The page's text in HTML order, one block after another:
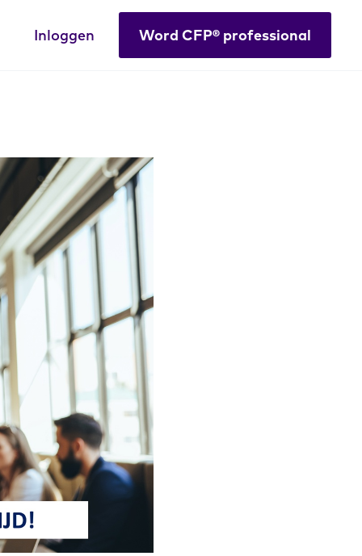
Inloggen Word CFP® professional